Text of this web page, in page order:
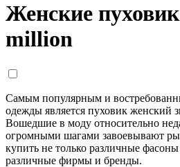
Женские
million
Самым популярным и
одежды является пуховик женский
Вошедшие в моду относительно
огромными шагами завоевывают
купить не только различные
различные фирмы и бренды.